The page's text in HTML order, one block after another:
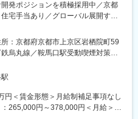
化検討
計・プロセス検討まで一貫して携
を通した実践的な知識とスキルを
発テーマを主体的にリードするポ
発ポジションを積極採用中／京都
宅手当あり／グローバル展開する
の改良やマイナーチェンジ開発に
連の工程を担当していただきま
：京都府京都市上京区岩栖院町59
烏丸線／鞍馬口駅受動喫煙対策：
の定める事業所
円＜賃金形態＞月給制補足事項なし
265,000円～378,000円＜月給＞